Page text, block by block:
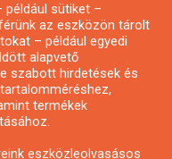
például sütiket –
az eszközön tárolt
– például egyedi
alapvető
szabott hirdetések és
termékek
eszközleolvasásos